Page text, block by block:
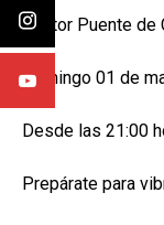
Sector Puente de
Domingo 01 de
Desde las 21:00
Prepárate para